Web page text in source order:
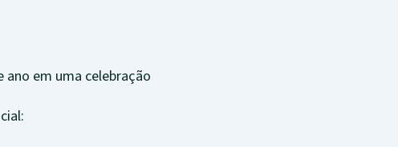
ano em uma celebração